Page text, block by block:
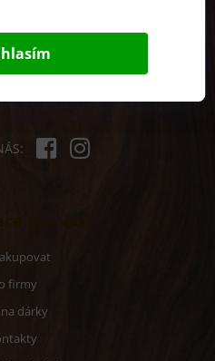
DNY 8 - 15H
firmy
dárky